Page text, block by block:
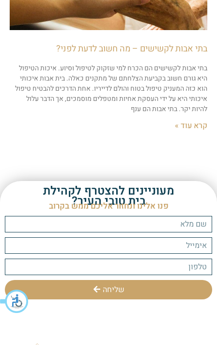
בתי אבות לקשישים – מה חשוב לדעת לפני?
בתי אבות לקשישים הם הכרח למי שזקוק לטיפול וסיוע. איכות הטיפול
היא גורם חשוב בקביעת הצלחתם של מתקנים כאלה. בית אבות איכותי
הוא כזה המעניק טיפול בטוח והולם לדייריו. אחת הדרכים להבטיח טיפול
איכותי היא על ידי העסקת אחיות ומטפלים מוסמכים, אך הדבר עלול
להיות יקר. בתי אבות הם ענף
קרא עוד »
מעוניינים להצטרף לקהילת
בית טובי העיר?
פנו אלינו ונחזור אליכם ממש בקרוב
שליחה